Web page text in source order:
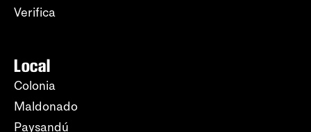
Verifica
Local
Colonia
Maldonado
Paysandú